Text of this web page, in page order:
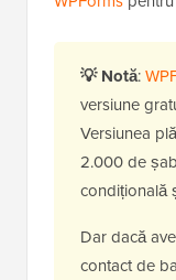
💡 Notă:
versiune
Versiunea
2.000 de
condițională
Dar dacă
contact de